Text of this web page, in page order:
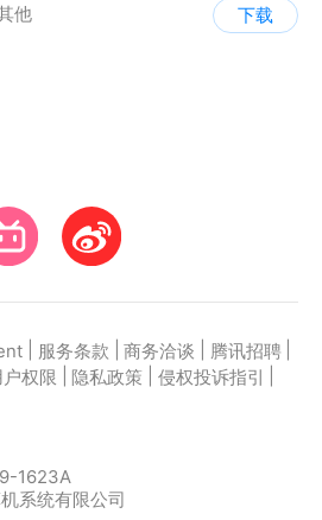
他
下载
服务条款 商务洽谈 腾讯招聘
户权限 隐私政策 侵权投诉指引
1623A
系统有限公司